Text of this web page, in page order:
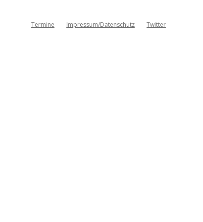
Termine Impressum/Datenschutz Twitter